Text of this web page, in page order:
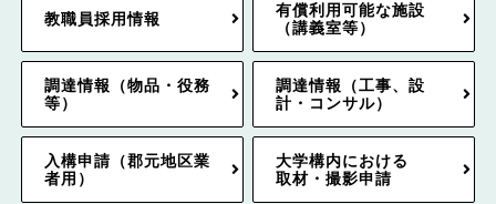
教職員採用情報
有償利用可能な施設
（講義室等）
調達情報（物品・役務
等）
調達情報（工事、設
計・コンサル）
入構申請（郡元地区業
者用）
大学構内における
取材・撮影申請